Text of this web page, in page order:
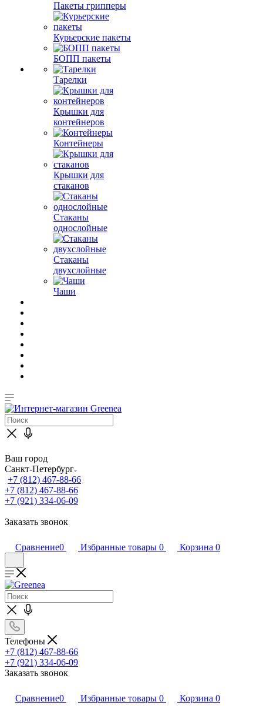
Пакеты грипперы
Курьерские пакеты
БОПП пакеты
Тарелки
Крышки для
контейнеров
Контейнеры
Крышки для
стаканов
Стаканы
однослойные
Стаканы
двухслойные
Чаши
Ваш город
Санкт-Петербург
+7 (812) 467-88-66
+7 (812) 467-88-66
+7 (921) 334-06-09
Заказать звонок
Сравнение0 Избранные товары 0 Корзина 0
Телефоны
+7 (812) 467-88-66
+7 (921) 334-06-09
Заказать звонок
Сравнение0 Избранные товары 0 Корзина 0